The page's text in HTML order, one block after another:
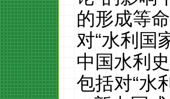
的形成等
对“水利国
中国水利
包括对“水